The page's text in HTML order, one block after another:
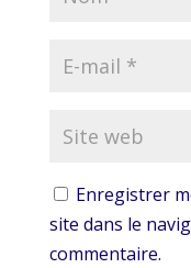
Enregistrer
site dans le
commentaire.